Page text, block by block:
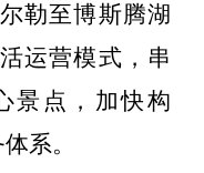
勒至博斯腾湖
运营模式，串
景点，加快构
系。